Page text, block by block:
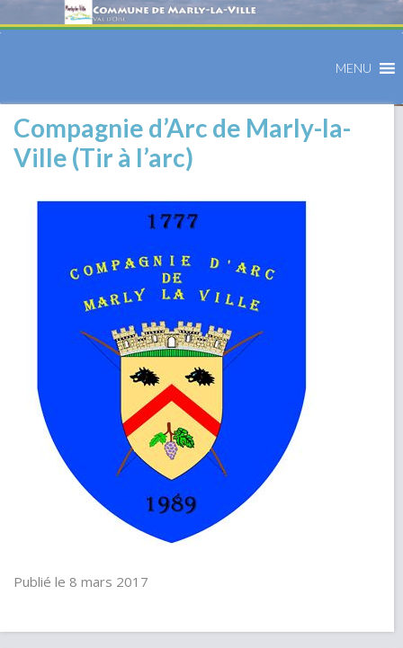
MENU
Compagnie d’Arc de Marly-la-
Ville (Tir à l’arc)
Publié le 8 mars 2017